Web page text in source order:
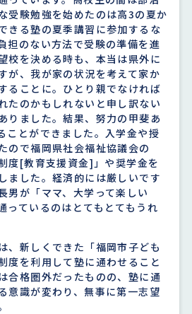
受験勉強を始めたのは高3の夏か
きる塾の夏季講習に参加するな
担のない方法で受験の準備を進
校を決める時も、本当は県外に
が、我が家の状況を考えて家か
ることに。ひとり親でなければ
たのかもしれないと申し訳ない
りました。結果、努力の甲斐あ
ことができました。入学金や授
ので福岡県社会福祉協議会の
度[教育支援資金]」や奨学金を
ました。経済的には厳しいです
男が「ママ、大学って楽しい
っているのはとてもとてもうれ
、新しくできた「福岡市子ども
度を利用して塾に通わせること
合格圏外だったものの、塾に通
意識が変わり、無事に第一志望